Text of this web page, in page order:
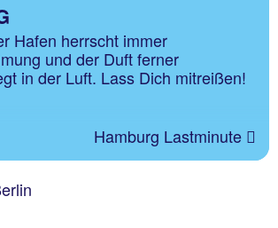
Hafen herrscht immer
und der Duft ferner
in der Luft. Lass Dich mitreißen!
Hamburg Lastminute